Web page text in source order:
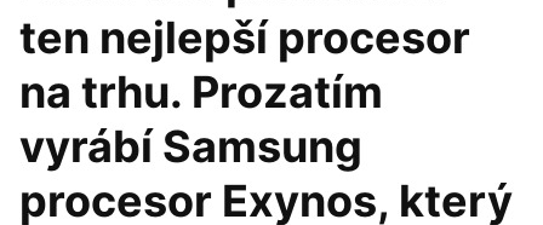
ten nejlepší procesor
na trhu. Prozatím
vyrábí Samsung
procesor Exynos, který